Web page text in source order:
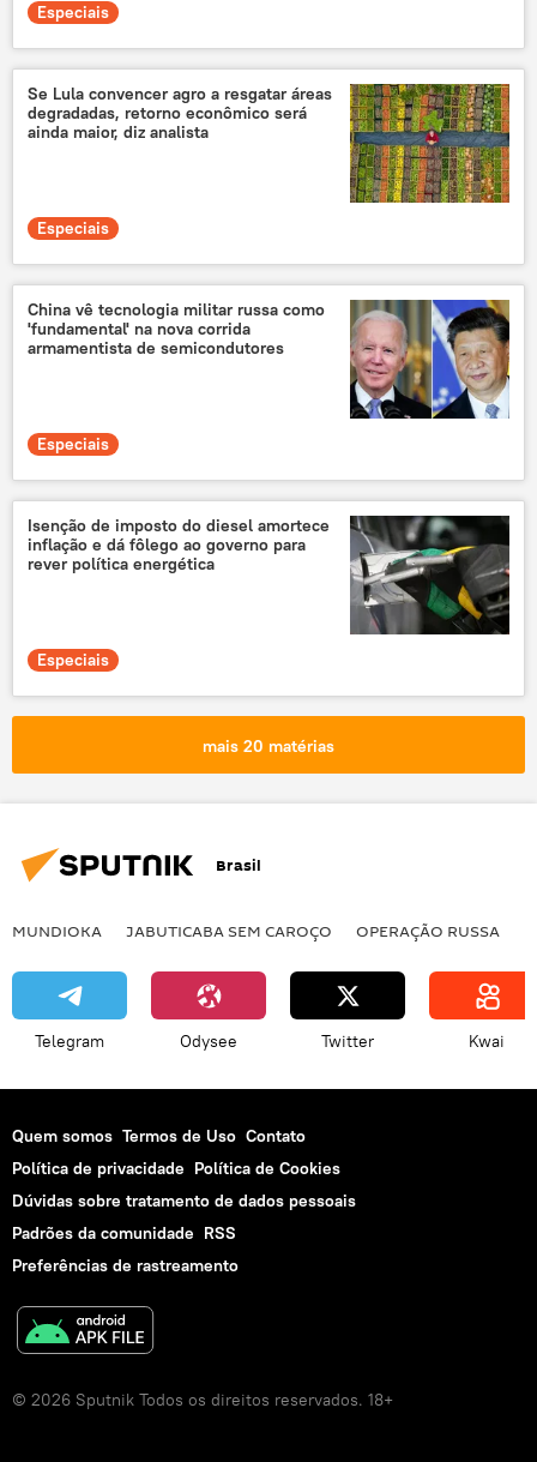
Especiais
Se Lula convencer agro a resgatar áreas
degradadas, retorno econômico será
ainda maior, diz analista
Especiais
China vê tecnologia militar russa como
'fundamental' na nova corrida
armamentista de semicondutores
Especiais
Isenção de imposto do diesel amortece
inflação e dá fôlego ao governo para
rever política energética
Especiais
mais 20 matérias
Brasil
MUNDIOKA JABUTICABA SEM CAROÇO OPERAÇÃO RUSSA
Telegram Odysee Twitter Kwai
Quem somos Termos de Uso Contato
Política de privacidade Política de Cookies
Dúvidas sobre tratamento de dados pessoais
Padrões da comunidade RSS
Preferências de rastreamento
© 2026 Sputnik Todos os direitos reservados. 18+